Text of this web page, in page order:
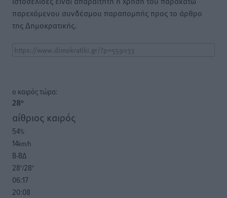
παρεχόμενου συνδέσμου παραπομπής προς το άρθρο
της Δημοκρατικής.
o καιρός τώρα:
28°
αίθριος καιρός
54%
14km/h
Β-ΒΔ
28°/28°
06:17
20:08